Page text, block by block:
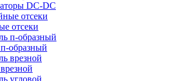
DC-DC
отсеки
образный